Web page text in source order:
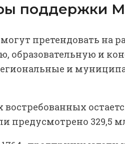
поддержки
претендовать на
образовательную и
и
предусмотрено 329,5